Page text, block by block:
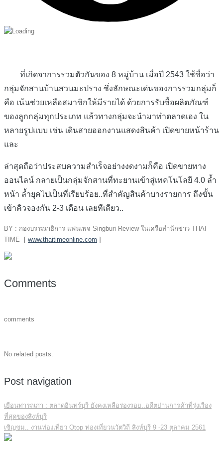
ที่เกิดจาการรวมตัวกันของ 8 หมู่บ้าน เมื่อปี 2543 ใช้ชื่อว่า
กลุ่มจักสานบ้านสวนมะปราง ซึ่งลักษณะเด่นของการรวมกลุ่มก็
คือ เน้นช่วยเหลือสมาชิกให้มีรายได้ ด้วยการรับซื้อผลิตภัณฑ์
ของลูกกลุ่มทุกประเภท แล้วทางกลุ่มจะนำมาทำตลาดเอง ใน
หลายรูปแบบ เช่น เดินสายออกงานแสดงสินค้า เปิดขายหน้าร้าน
และ
ล่าสุดถือว่าประสบความสำเร็จอย่างงดงามก็คือ เปิดขายทาง
ออนไลน์ กลายเป็นกลุ่มจักสานที่ทะยานเข้าสู่เทคโนโลยี 4.0 ล้ำ
หน้า ล้ำยุคไปเป็นที่เรียบร้อย..ที่สำคัญสินค้าบางรายการ ถึงขั้น
เข้าคิวจองกัน 2-3 เดือน เลยทีเดียว..
BY : กองบรรณาธิการ แฟนเพจ Singburi Review ในเครือสำนักข่าว THAI
TIME [ www.thaitimeonline.com ]
Comments
comments
No related posts.
Post navigation
เยือนท่ารถเก่า : ตลาดอินทร์บุรี ยังคงเหลือร่องรอย..อดีตย่านการค้าที่รุ่งเรือง
ที่สุดของสิงห์บุรี
เชิญชม.. งานท่องเที่ยว Otop ท่องเที่ยวนวัตวิถี สิงห์บุรี 9 -23 ตุลาคม 2561